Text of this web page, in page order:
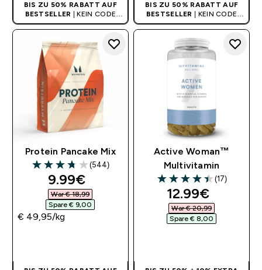
BIS ZU 50% RABATT AUF
BESTSELLER
| KEIN CODE
BENÖTIGT
BIS ZU 50% RABATT AUF
BESTSELLER
| KEIN CODE
BENÖTIGT
Protein Pancake Mix
3.73 out of 5 stars
(544)
discounted price
9.99€‎
War € 18,99‎
Spare € 9,00‎
€ 49,95‎/kg
Active Woman™
Multivitamin
4.41 out of 5 stars
(17)
discounted
12.99€‎
War € 20,99‎
Spare € 8,00‎